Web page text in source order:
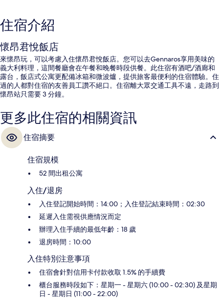
住宿介紹
懷昂君悅飯店
來懷昂玩，可以考慮入住懷昂君悅飯店。您可以去Gennaros享用美味的
義大利料理，這間餐廳會在午餐和晚餐時段供餐。此住宿有酒吧/酒廊和
露台，飯店式公寓更配備冰箱和微波爐，提供旅客最便利的住宿體驗。住
過的人都對住宿的友善員工讚不絕口。住宿離大眾交通工具不遠，走路到
懷昂站只需要 3 分鐘。
更多此住宿的相關資訊
住宿摘要
住宿規模
52 間出租公寓
入住/退房
入住登記開始時間：14:00；入住登記結束時間：02:30
延遲入住需視供應情況而定
辦理入住手續的最低年齡：18 歲
退房時間：10:00
入住特別注意事項
住宿會針對信用卡付款收取 1.5% 的手續費
櫃台服務時段如下：星期一 - 星期六 (10:00 - 02:30) 及星期
日 - 星期日 (11:00 - 22:00)